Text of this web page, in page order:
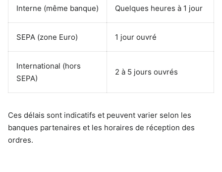
Interne (même banque) Quelques heures à 1 jour
SEPA (zone Euro) 1 jour ouvré
International (hors
SEPA)
2 à 5 jours ouvrés
Ces délais sont indicatifs et peuvent varier selon les
banques partenaires et les horaires de réception des
ordres.